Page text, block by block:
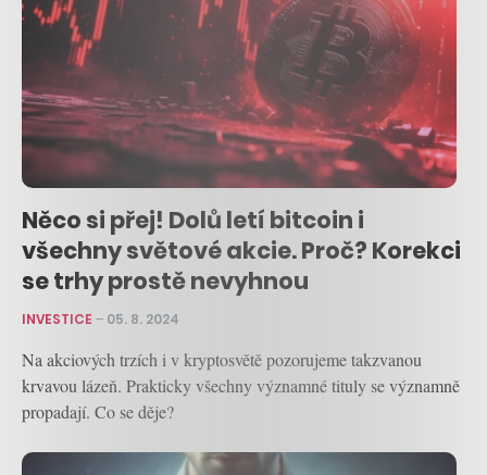
Něco si přej! Dolů letí bitcoin i
všechny světové akcie. Proč? Korekci
se trhy prostě nevyhnou
INVESTICE – 05. 8. 2024
Na akciových trzích i v kryptosvětě pozorujeme takzvanou
krvavou lázeň. Prakticky všechny významné tituly se významně
propadají. Co se děje?